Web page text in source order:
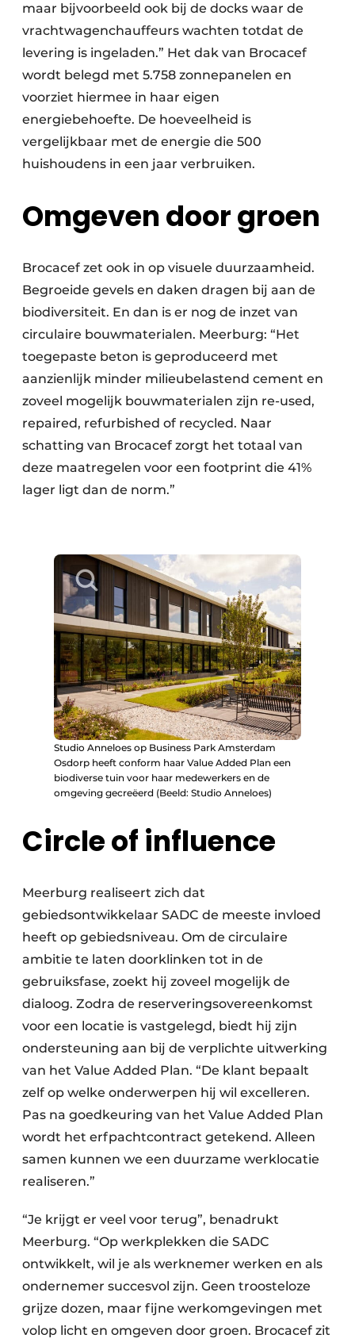
maar bijvoorbeeld ook bij de docks waar de
vrachtwagenchauffeurs wachten totdat de
levering is ingeladen.” Het dak van Brocacef
wordt belegd met 5.758 zonnepanelen en
voorziet hiermee in haar eigen
energiebehoefte. De hoeveelheid is
vergelijkbaar met de energie die 500
huishoudens in een jaar verbruiken.
Omgeven door groen
Brocacef zet ook in op visuele duurzaamheid.
Begroeide gevels en daken dragen bij aan de
biodiversiteit. En dan is er nog de inzet van
circulaire bouwmaterialen. Meerburg: “Het
toegepaste beton is geproduceerd met
aanzienlijk minder milieubelastend cement en
zoveel mogelijk bouwmaterialen zijn re-used,
repaired, refurbished of recycled. Naar
schatting van Brocacef zorgt het totaal van
deze maatregelen voor een footprint die 41%
lager ligt dan de norm.”
Studio Anneloes op Business Park Amsterdam
Osdorp heeft conform haar Value Added Plan een
biodiverse tuin voor haar medewerkers en de
omgeving gecreëerd (Beeld: Studio Anneloes)
Circle of influence
Meerburg realiseert zich dat
gebiedsontwikkelaar SADC de meeste invloed
heeft op gebiedsniveau. Om de circulaire
ambitie te laten doorklinken tot in de
gebruiksfase, zoekt hij zoveel mogelijk de
dialoog. Zodra de reserveringsovereenkomst
voor een locatie is vastgelegd, biedt hij zijn
ondersteuning aan bij de verplichte uitwerking
van het Value Added Plan. “De klant bepaalt
zelf op welke onderwerpen hij wil excelleren.
Pas na goedkeuring van het Value Added Plan
wordt het erfpachtcontract getekend. Alleen
samen kunnen we een duurzame werklocatie
realiseren.”
“Je krijgt er veel voor terug”, benadrukt
Meerburg. “Op werkplekken die SADC
ontwikkelt, wil je als werknemer werken en als
ondernemer succesvol zijn. Geen troosteloze
grijze dozen, maar fijne werkomgevingen met
volop licht en omgeven door groen. Brocacef zit